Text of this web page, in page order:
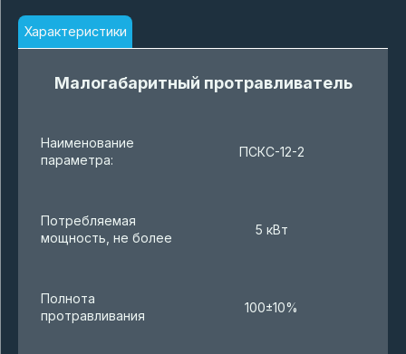
Характеристики
Малогабаритный протравливатель
Наименование
параметра:
Потребляемая
мощность, не более
Полнота
протравливания
ПСКС-12-2
5 кВт
100±10%